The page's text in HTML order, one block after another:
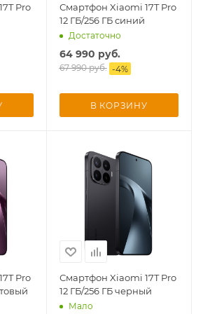
Pro
Смартфон Xiaomi 17T Pro
12 ГБ/256 ГБ синий
Достаточно
64 990 руб.
67 990руб. -4%
В КОРЗИНУ
Pro
Смартфон Xiaomi 17T Pro
12 ГБ/256 ГБ черный
Мало
банка
с вашей карты
2 недели